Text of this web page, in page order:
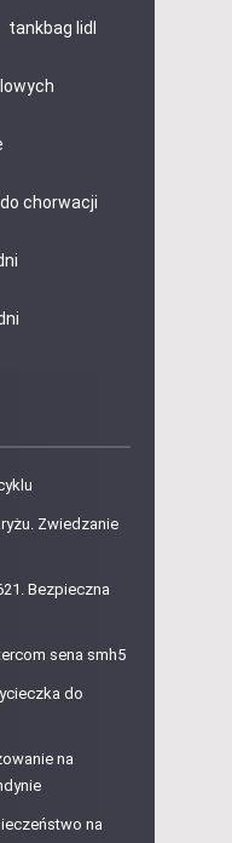
tankbag lidl
chorwacji
Zwiedzanie
Bezpieczna
sena smh5
do
na
na